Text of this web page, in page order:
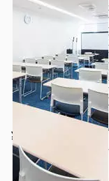
¥8800 〜
伏見駅 徒歩3分